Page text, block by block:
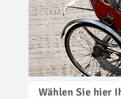
Wählen Sie hier